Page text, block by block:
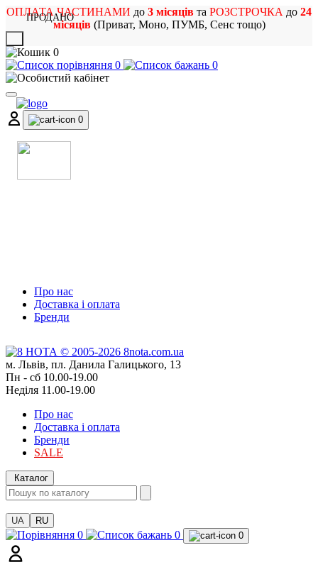
ОПЛАТА ЧАСТИНАМИ до 3 місяців та РОЗСТРОЧКА до 24
місяців(Приват, Моно, ПУМБ, Сенс тощо)
0
0
0
0
Про нас
Доставка і оплата
Бренди
м. Львів, пл. Данила Галицького, 13
Пн - сб 10.00-19.00
Неділя 11.00-19.00
Про нас
Доставка і оплата
Бренди
SALE
Каталог
UA RU
0 0 0
ПРОДАНО